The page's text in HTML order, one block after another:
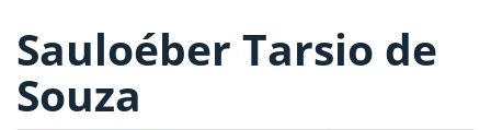
Sauloéber Tarsio de
Souza